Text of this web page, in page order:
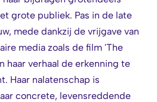
grote publiek. Pas in de late
mede dankzij de vrijgave van
media zoals de film 'The
haar verhaal de erkenning te
Haar nalatenschap is
concrete, levensreddende